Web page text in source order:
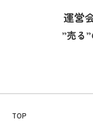
運営
”売る
TOP